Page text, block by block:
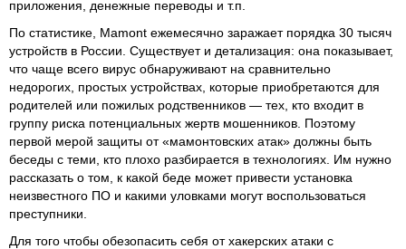
приложения, денежные переводы и т.п.
По статистике, Mamont ежемесячно заражает порядка 30 тысяч
устройств в России. Существует и детализация: она показывает,
что чаще всего вирус обнаруживают на сравнительно
недорогих, простых устройствах, которые приобретаются для
родителей или пожилых родственников — тех, кто входит в
группу риска потенциальных жертв мошенников. Поэтому
первой мерой защиты от «мамонтовских атак» должны быть
беседы с теми, кто плохо разбирается в технологиях. Им нужно
рассказать о том, к какой беде может привести установка
неизвестного ПО и какими уловками могут воспользоваться
преступники.
Для того чтобы обезопасить себя от хакерских атаки с